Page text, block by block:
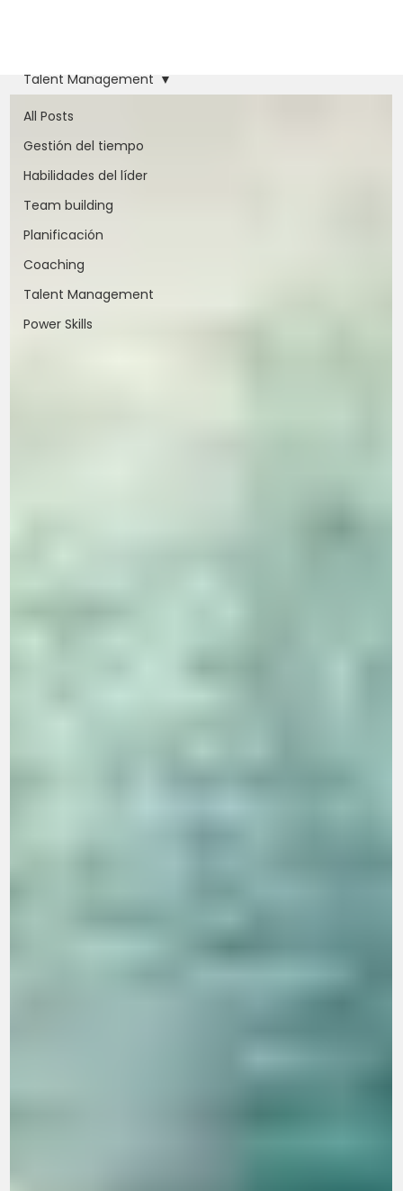
All Posts
Gestión del tiempo
Habilidades del líder
Team building
Planificación
Coaching
Talent Management
Power Skills
Talent Management